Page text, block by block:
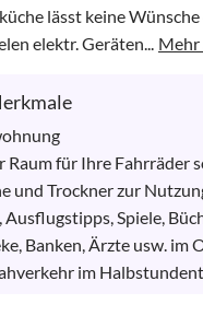
lässt keine
elektr. Geräten... Mehr
Raum für Ihre Fahrräder
und Trockner zur
Spiele,
Banken, Ärzte usw. im
im